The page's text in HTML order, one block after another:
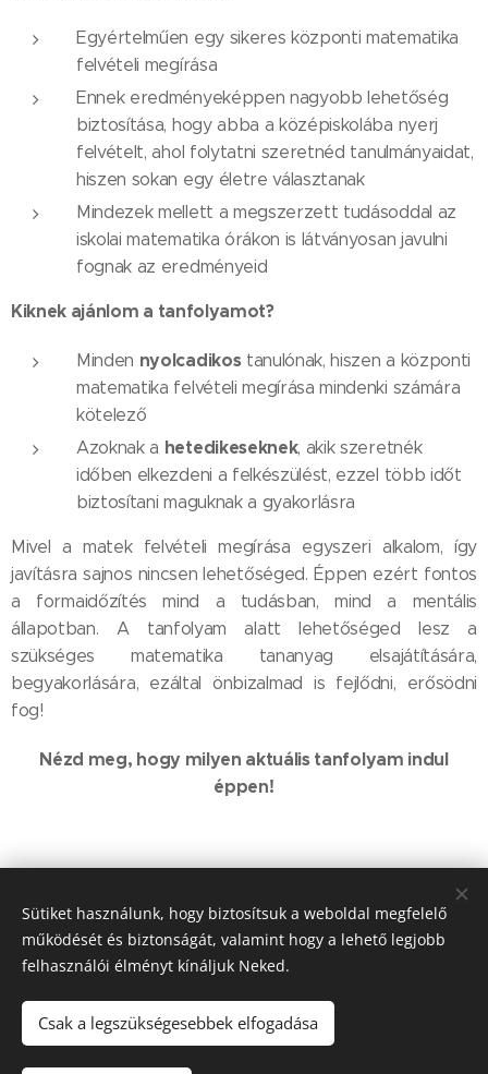
Egyértelműen egy sikeres központi matematika
felvételi megírása
Ennek eredményeképpen nagyobb lehetőség
biztosítása, hogy abba a középiskolába nyerj
felvételt, ahol folytatni szeretnéd tanulmányaidat,
hiszen sokan egy életre választanak
Mindezek mellett a megszerzett tudásoddal az
iskolai matematika órákon is látványosan javulni
fognak az eredményeid
Kiknek ajánlom a tanfolyamot?
Minden nyolcadikostanulónak, hiszen a központi
matematika felvételi megírása mindenki számára
kötelező
Azoknak a hetedikeseknek, akik szeretnék
időben elkezdeni a felkészülést, ezzel több időt
biztosítani maguknak a gyakorlásra
Mivel a matek felvételi megírása egyszeri alkalom, így
javításra sajnos nincsen lehetőséged. Éppen ezért fontos
a formaidőzítés mind a tudásban, mind a mentális
állapotban. A tanfolyam alatt lehetőséged lesz a
szükséges matematika tananyag elsajátítására,
begyakorlására, ezáltal önbizalmad is fejlődni, erősödni
fog!
Nézd meg, hogy milyen aktuális tanfolyam indul
éppen!
Tel.: +36-30-530-1733
info@matekonlinesuli.hu
Adószám: 57505099-1-33
Copyright © 2021 Minden jog fenntartva - Matek Online Suli
Adatkezelési tájékkoztató
Sütiket használunk, hogy biztosítsuk a weboldal megfelelő
működését és biztonságát, valamint hogy a lehető legjobb
felhasználói élményt kínáljuk Neked.
Csak a legszükségesebbek elfogadása